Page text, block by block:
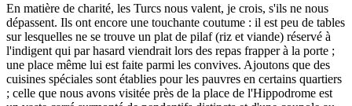
En matière de charité, les Turcs nous valent, je crois, s'ils ne nous
dépassent. Ils ont encore une touchante coutume : il est peu de tables
sur lesquelles ne se trouve un plat de pilaf (riz et viande) réservé à
l'indigent qui par hasard viendrait lors des repas frapper à la porte ;
une place même lui est faite parmi les convives. Ajoutons que des
cuisines spéciales sont établies pour les pauvres en certains quartiers
; celle que nous avons visitée près de la place de l'Hippodrome est